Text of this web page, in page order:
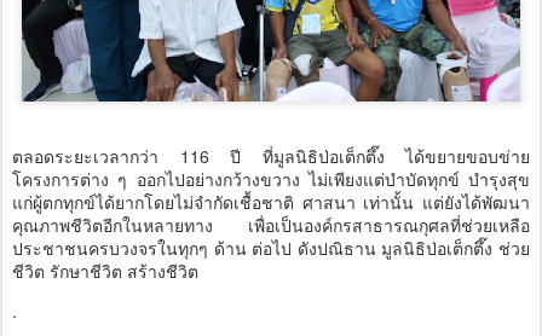
ตลอดระยะเวลากว่า 116 ปี ที่มูลนิธิป่อเต็กตึ๊ง ได้ขยายขอบข่าย
โครงการต่าง ๆ ออกไปอย่างกว้างขวาง ไม่เพียงแต่บำบัดทุกข์ บำรุงสุข
แก่ผู้ตกทุกข์ได้ยากโดยไม่จำกัดเชื้อชาติ ศาสนา เท่านั้น แต่ยังได้พัฒนา
คุณภาพชีวิตอีกในหลายทาง เพื่อเป็นองค์กรสาธารณกุศลที่ช่วยเหลือ
ประชาชนครบวงจรในทุกๆ ด้าน ต่อไป ดังปณิธาน มูลนิธิป่อเต็กตึ๊ง ช่วย
ชีวิต รักษาชีวิต สร้างชีวิต
.